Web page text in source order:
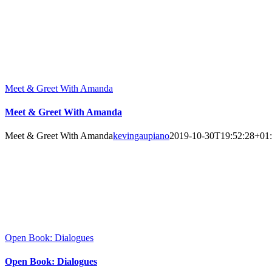
Meet & Greet With Amanda
Meet & Greet With Amanda
Meet & Greet With Amandakevingaupiano2019-10-
Open Book: Dialogues
Open Book: Dialogues